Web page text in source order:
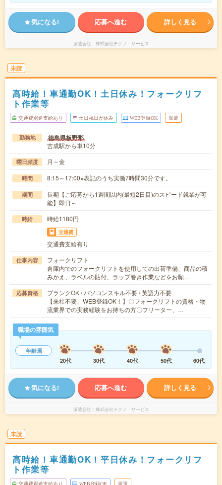
気になる! 応募へ進む 詳しく見る
派遣会社 株式会社テクノ・サービス
未読
高時給！車通勤OK！土日休み！フォークリフ
ト作業等
交通費別途支給あり 土日祝日が休み WEB登録OK 派遣
勤務地 徳島県板野郡
吉成駅から車10分
曜日頻度 月～金
時間 8:15～17:00※表記のうち実働7時間30分です。
期間
長期【ご応募から1週間以内(最短2日目)のスピード就業が可
能】即日～
時給 時給1180円
交通費
交通費支給有り
仕事内容
フォークリフト
倉庫内でのフォークリフトを使用しての出荷準備、商品の積
みかえ、ラベルの貼付、ラップ巻き作業などをお願…
応募資格
ブランクOK / パソコンスキル不要 / 英語力不要
【来社不要、WEB登録OK！】〇フォークリフトの資格・物
流業界での実務経験をお持ちの方〇フリーター、…
職場の雰囲気
年齢層
20代
30代 40代 50代 60代
気になる! 応募へ進む 詳しく見る
派遣会社 株式会社テクノ・サービス
未読
高時給！車通勤OK！平日休み！フォークリフ
ト作業等
交通費別途支給あり WEB登録OK 派遣